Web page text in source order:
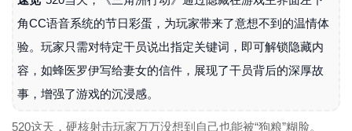
角CC语音系统的节日彩蛋，为玩家带来了意想不到的温情体
验。玩家只需对特定干员说出指定关键词，即可解锁隐藏内
容，如蜂医罗伊写给妻女的信件，展现了干员背后的深厚故
事，增强了游戏的沉浸感。
520这天，硬核射击玩家万万没想到自己也能被“狗粮”糊脸。